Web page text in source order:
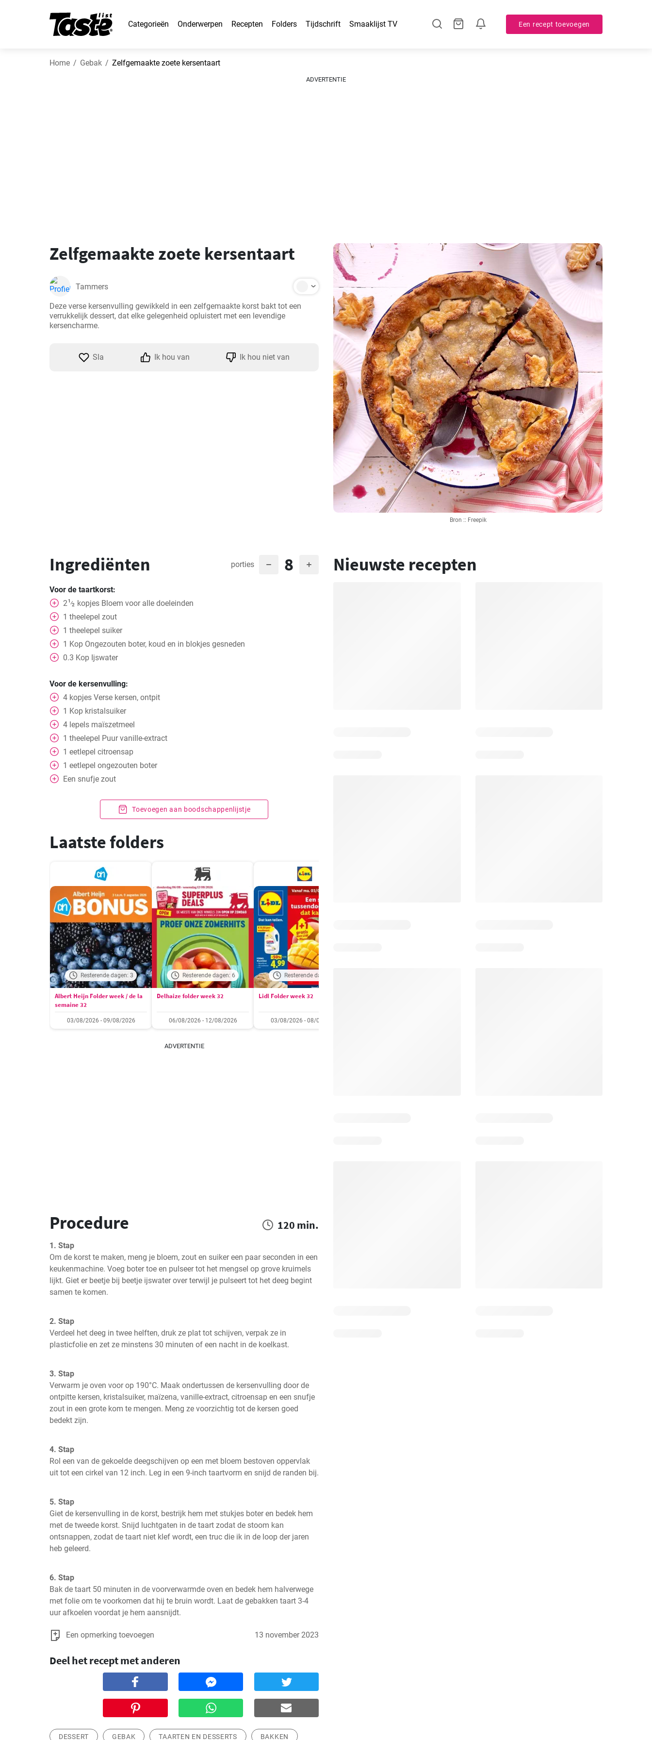
Categorieën Onderwerpen Recepten Folders Tijdschrift Smaaklijst TV Een recept toevoegen
Home Gebak Zelfgemaakte zoete kersentaart
ADVERTENTIE
Bron :: Freepik
Zelfgemaakte zoete kersentaart
Tammers
Deze verse kersenvulling gewikkeld in een zelfgemaakte korst bakt tot een
verrukkelijk dessert, dat elke gelegenheid opluistert met een levendige
kersencharme.
Sla Ik hou van Ik hou niet van
Ingrediënten porties 8
Voor de taartkorst:
21⁄2 kopjes Bloem voor alle doeleinden
1 theelepel zout
1 theelepel suiker
1 Kop Ongezouten boter, koud en in blokjes gesneden
0.3 Kop Ijswater
Voor de kersenvulling:
4 kopjes Verse kersen, ontpit
1 Kop kristalsuiker
4 lepels maïszetmeel
1 theelepel Puur vanille-extract
1 eetlepel citroensap
1 eetlepel ongezouten boter
Een snufje zout
Toevoegen aan boodschappenlijstje
Laatste folders
Resterende dagen: 3
Albert Heijn Folder week / de la
semaine 32
03/08/2026 - 09/08/2026
Resterende dagen: 6
Delhaize folder week 32
06/08/2026 - 12/08/2026
Resterende dagen: 2
Lidl Folder week 32
03/08/2026 - 08/08/2026
ADVERTENTIE
Procedure 120 min.
1. Stap
Om de korst te maken, meng je bloem, zout en suiker een paar seconden in een
keukenmachine. Voeg boter toe en pulseer tot het mengsel op grove kruimels
lijkt. Giet er beetje bij beetje ijswater over terwijl je pulseert tot het deeg begint
samen te komen.
2. Stap
Verdeel het deeg in twee helften, druk ze plat tot schijven, verpak ze in
plasticfolie en zet ze minstens 30 minuten of een nacht in de koelkast.
3. Stap
Verwarm je oven voor op 190°C. Maak ondertussen de kersenvulling door de
ontpitte kersen, kristalsuiker, maïzena, vanille-extract, citroensap en een snufje
zout in een grote kom te mengen. Meng ze voorzichtig tot de kersen goed
bedekt zijn.
4. Stap
Rol een van de gekoelde deegschijven op een met bloem bestoven oppervlak
uit tot een cirkel van 12 inch. Leg in een 9-inch taartvorm en snijd de randen bij.
5. Stap
Giet de kersenvulling in de korst, bestrijk hem met stukjes boter en bedek hem
met de tweede korst. Snijd luchtgaten in de taart zodat de stoom kan
ontsnappen, zodat de taart niet klef wordt, een truc die ik in de loop der jaren
heb geleerd.
6. Stap
Bak de taart 50 minuten in de voorverwarmde oven en bedek hem halverwege
met folie om te voorkomen dat hij te bruin wordt. Laat de gebakken taart 3-4
uur afkoelen voordat je hem aansnijdt.
Een opmerking toevoegen 13 november 2023
Deel het recept met anderen
DESSERT GEBAK TAARTEN EN DESSERTS BAKKEN
Nieuwste recepten